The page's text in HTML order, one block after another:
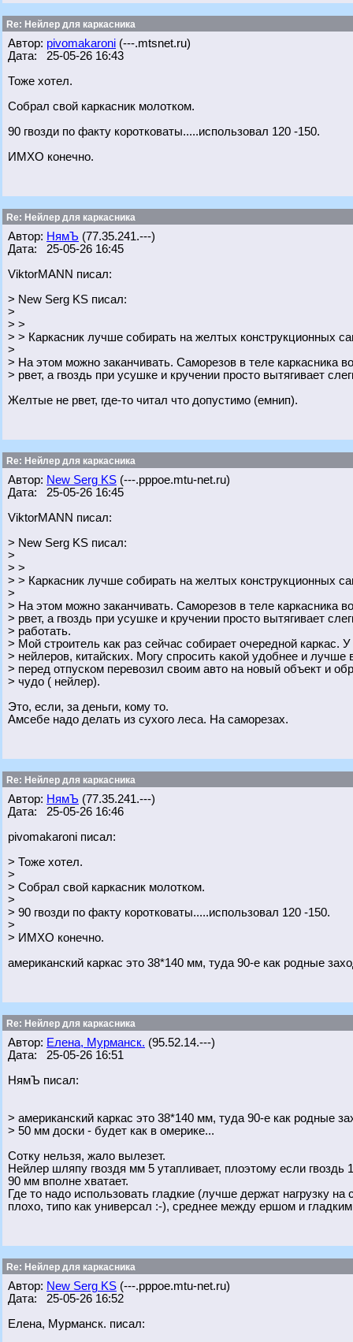
Re: Нейлер для каркасника
Автор: pivomakaroni (---.mtsnet.ru)
Дата: 25-05-26 16:43
Тоже хотел.
Собрал свой каркасник молотком.
90 гвозди по факту коротковаты.....использовал 120 -150.
ИМХО конечно.
Re: Нейлер для каркасника
Автор: НямЪ (77.35.241.---)
Дата: 25-05-26 16:45
ViktorMANN писал:
> New Serg KS писал:
>
> >
> > Каркасник лучше собирать на желтых конструкционных
>
> На этом можно заканчивать. Саморезов в теле каркасника
> рвет, а гвоздь при усушке и кручении просто вытягивает
Желтые не рвет, где-то читал что допустимо (емнип).
Re: Нейлер для каркасника
Автор: New Serg KS (---.pppoe.mtu-net.ru)
Дата: 25-05-26 16:45
ViktorMANN писал:
> New Serg KS писал:
>
> >
> > Каркасник лучше собирать на желтых конструкционных
>
> На этом можно заканчивать. Саморезов в теле каркасника
> рвет, а гвоздь при усушке и кручении просто вытягивает
> работать.
> Мой строитель как раз сейчас собирает очередной каркас. У
> нейлеров, китайских. Могу спросить какой удобнее и лучше
> перед отпуском перевозил своим авто на новый объект и
> чудо ( нейлер).
Это, если, за деньги, кому то.
Амсебе надо делать из сухого леса. На саморезах.
Re: Нейлер для каркасника
Автор: НямЪ (77.35.241.---)
Дата: 25-05-26 16:46
pivomakaroni писал:
> Тоже хотел.
>
> Собрал свой каркасник молотком.
>
> 90 гвозди по факту коротковаты.....использовал 120 -150.
>
> ИМХО конечно.
американский каркас это 38*140 мм, туда 90-е как родные
Re: Нейлер для каркасника
Автор: Елена, Мурманск. (95.52.14.---)
Дата: 25-05-26 16:51
НямЪ писал:
> американский каркас это 38*140 мм, туда 90-е как родные
> 50 мм доски - будет как в омерике...
Сотку нельзя, жало вылезет.
Нейлер шляпу гвоздя мм 5 утапливает, плоэтому если гвоздь
90 мм вполне хватает.
Где то надо использовать гладкие (лучше держат нагрузку
плохо, типо как универсал :-), среднее между ершом и
Re: Нейлер для каркасника
Автор: New Serg KS (---.pppoe.mtu-net.ru)
Дата: 25-05-26 16:52
Елена, Мурманск. писал: